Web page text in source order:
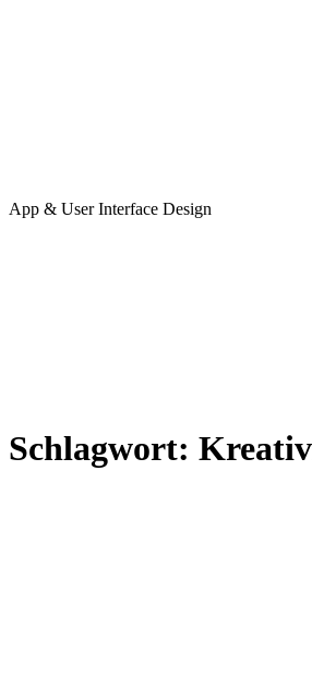
App & User Interface Design
Schlagwort: